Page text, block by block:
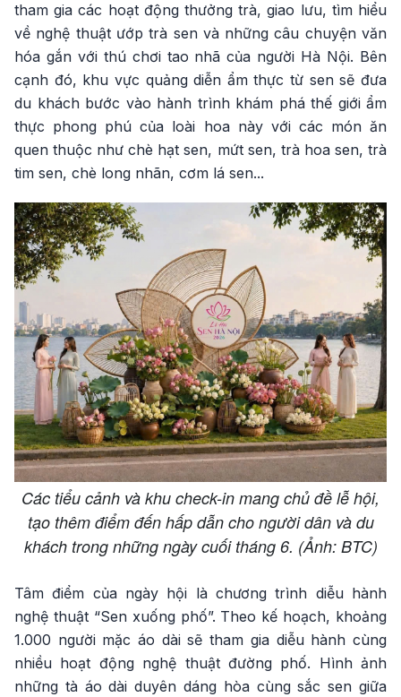
tham gia các hoạt động thưởng trà, giao lưu, tìm hiểu
về nghệ thuật ướp trà sen và những câu chuyện văn
hóa gắn với thú chơi tao nhã của người Hà Nội. Bên
cạnh đó, khu vực quảng diễn ẩm thực từ sen sẽ đưa
du khách bước vào hành trình khám phá thế giới ẩm
thực phong phú của loài hoa này với các món ăn
quen thuộc như chè hạt sen, mứt sen, trà hoa sen, trà
tim sen, chè long nhãn, cơm lá sen...
Các tiểu cảnh và khu check-in mang chủ đề lễ hội,
tạo thêm điểm đến hấp dẫn cho người dân và du
khách trong những ngày cuối tháng 6. (Ảnh: BTC)
Tâm điểm của ngày hội là chương trình diễu hành
nghệ thuật “Sen xuống phố”. Theo kế hoạch, khoảng
1.000 người mặc áo dài sẽ tham gia diễu hành cùng
nhiều hoạt động nghệ thuật đường phố. Hình ảnh
những tà áo dài duyên dáng hòa cùng sắc sen giữa